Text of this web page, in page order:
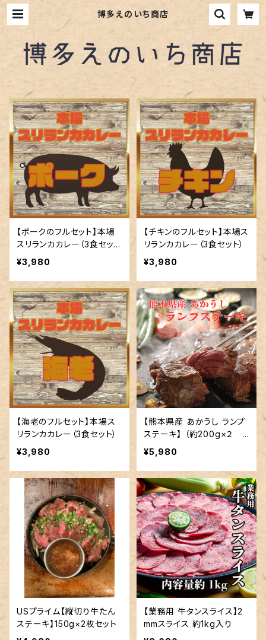
博多えのいち商店
【ポークのフルセット】本場
スリランカカレー（3食セッ
ト）
¥3,980
【チキンのフルセット】本場ス
リランカカレー（3食セット）
¥3,980
【海老のフルセット】本場ス
リランカカレー（3食セット）
¥3,980
【熊本県産 あかうし ランプ
ステーキ】 （約200g×２
約400g） 冷蔵便配達商
¥5,980
USプライム【縦切り牛たん
ステーキ】150g×2枚セット
【業務用 牛タンスライス】2
mmスライス 約1kg入り